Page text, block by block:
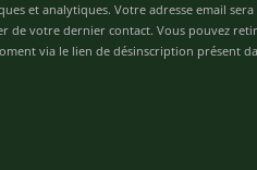
et analytiques. Votre adresse email
de votre dernier contact. Vous pouvez
via le lien de désinscription présent